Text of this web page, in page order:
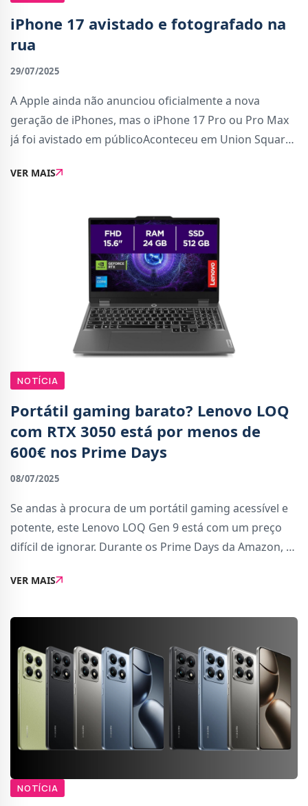
iPhone 17 avistado e fotografado na
rua
29/07/2025
A Apple ainda não anunciou oficialmente a nova
geração de iPhones, mas o iPhone 17 Pro ou Pro Max
já foi avistado em públicoAconteceu em Union Square,
foram fotografados por um transeunte a
VER MAIS
NOTÍCIA
Portátil gaming barato? Lenovo LOQ
com RTX 3050 está por menos de
600€ nos Prime Days
08/07/2025
Se andas à procura de um portátil gaming acessível e
potente, este Lenovo LOQ Gen 9 está com um preço
difícil de ignorar. Durante os Prime Days da Amazon, o
com um corte de mais de 100
VER MAIS
NOTÍCIA